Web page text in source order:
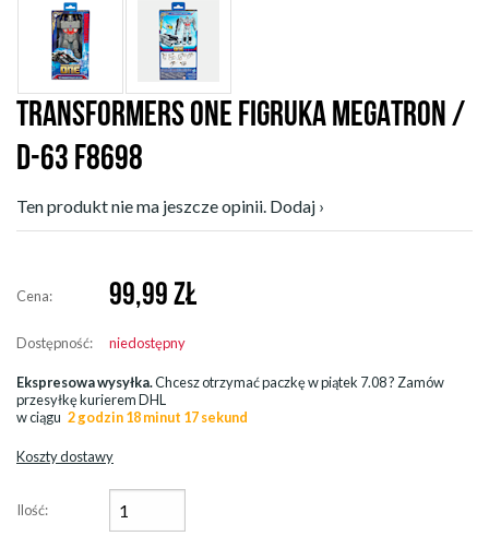
TRANSFORMERS ONE FIGRUKA MEGATRON /
D-63 F8698
Ten produkt nie ma jeszcze opinii. Dodaj ›
Cena: 99,99 ZŁ
Dostępność: niedostępny
Ekspresowa wysyłka.Chcesz otrzymać paczkę wpiątek 7.08? Zamów
przesyłkę kurierem DHL
w ciągu 2 godzin 18 minut 17 sekund
Koszty dostawy
Ilość: